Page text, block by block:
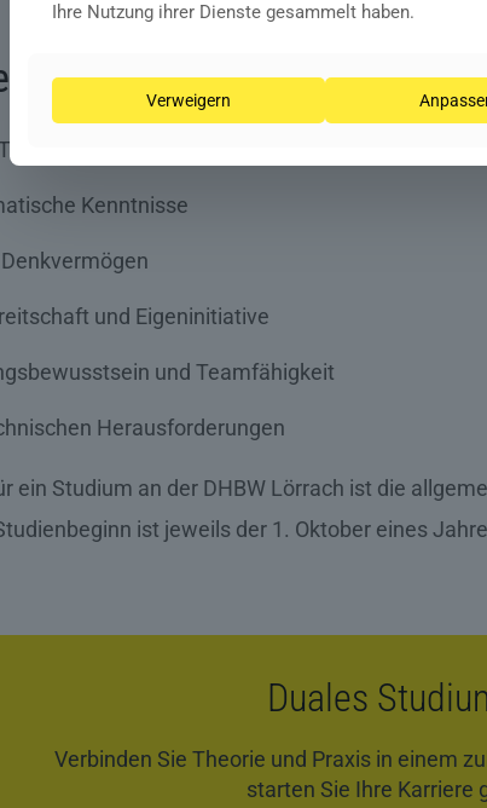
Sie mit
und Naturwissenschaften
Kenntnisse
und Eigeninitiative
und Teamfähigkeit
Herausforderungen
ein Studium an der DHBW Lörrach ist die
ist jeweils der 1. Oktober eines
Duales
Verbinden Sie Theorie und Praxis in einem
starten Sie Ihre Karriere
Ihre Nutzung ihrer Dienste gesammelt haben.
Verweigern